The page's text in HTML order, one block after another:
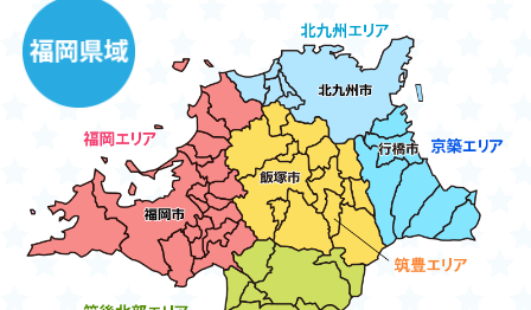
2020年7月
2020年6月
2020年5月
2020年4月
2020年3月
2020年2月
2019年8月
2019年7月
2019年6月
2019年5月
2019年4月
2019年3月
2018年9月
2018年8月
2018年7月
2018年6月
2018年5月
2018年4月